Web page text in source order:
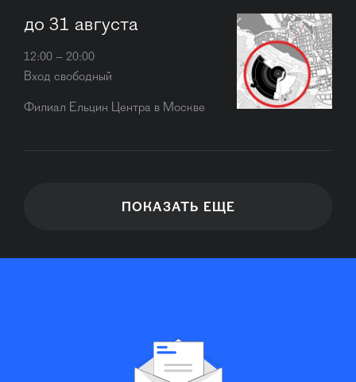
до 31 августа
12:00 – 20:00
Вход свободный
Филиал Ельцин Центра в Москве
ПОКАЗАТЬ ЕЩЕ